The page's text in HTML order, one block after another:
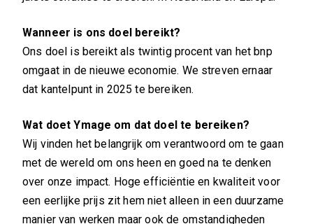
Wanneer is ons doel bereikt?
Ons doel is bereikt als twintig procent van het bnp
omgaat in de nieuwe economie. We streven ernaar
dat kantelpunt in 2025 te bereiken.
Wat doet Ymage om dat doel te bereiken?
Wij vinden het belangrijk om verantwoord om te gaan
met de wereld om ons heen en goed na te denken
over onze impact. Hoge efficiëntie en kwaliteit voor
een eerlijke prijs zit hem niet alleen in een duurzame
manier van werken maar ook de omstandigheden